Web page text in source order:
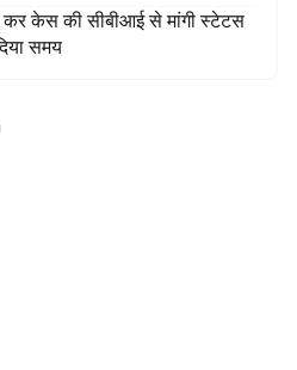
कर केस की सीबीआई से मांगी स्टेटस
समय